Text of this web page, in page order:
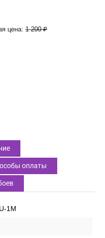
цена: 1 200 ₽
оплаты
1M